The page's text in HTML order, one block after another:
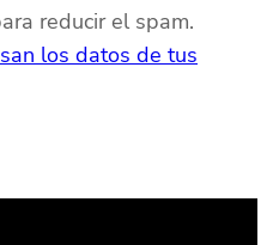
reducir el spam.
los datos de tus